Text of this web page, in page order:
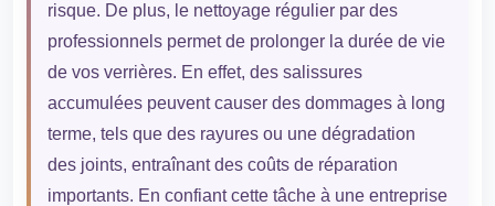
risque. De plus, le nettoyage régulier par des
professionnels permet de prolonger la durée de vie
de vos verrières. En effet, des salissures
accumulées peuvent causer des dommages à long
terme, tels que des rayures ou une dégradation
des joints, entraînant des coûts de réparation
importants. En confiant cette tâche à une entreprise